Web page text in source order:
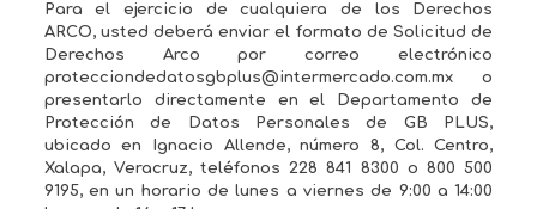
Para el ejercicio de cualquiera de los Derechos
ARCO, usted deberá enviar el formato de Solicitud de
Derechos Arco por correo electrónico
protecciondedatosgbplus@intermercado.com.mx o
presentarlo directamente en el Departamento de
Protección de Datos Personales de GB PLUS,
ubicado en Ignacio Allende, número 8, Col. Centro,
Xalapa, Veracruz, teléfonos 228 841 8300 o 800 500
9195, en un horario de lunes a viernes de 9:00 a 14:00